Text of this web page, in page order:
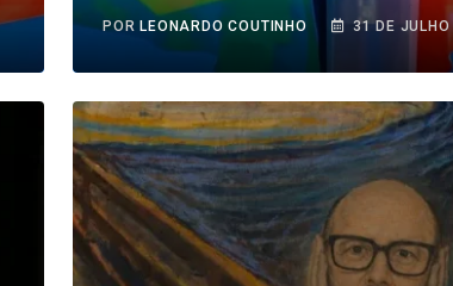
PORLEONARDO COUTINHO 31 DE